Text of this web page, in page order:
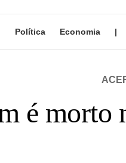
Política Economia |
é morto